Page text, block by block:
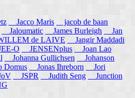
Jacco Maris
jacob de baan
Jaloumatic James Burleigh
Jan
de LAIVE
Jangir Maddadi
O JENSENplus
Joan Lao
Johanna Gullichsen
Johanson
Domus Jonas Ihreborn
Jori
JSPR Judith Seng
Junction